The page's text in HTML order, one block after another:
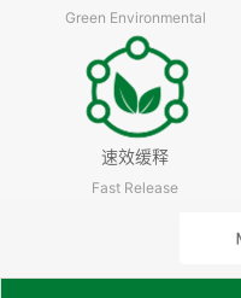
Green Environmental
速效缓释
Fast Release